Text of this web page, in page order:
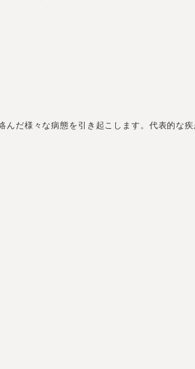
だ様々な病態を引き起こします。代表的な疾